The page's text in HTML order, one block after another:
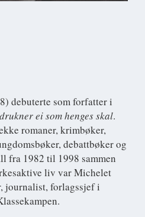
debuterte som forfatter i
ei som henges skal.
romaner, krimbøker,
debattbøker og
fra 1982 til 1998 sammen
liv var Michelet
journalist, forlagssjef i